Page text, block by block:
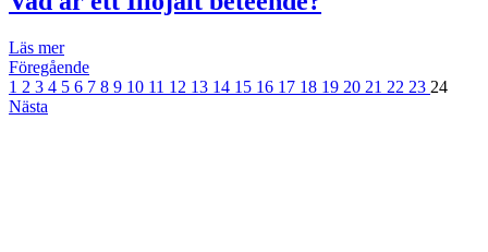
Läs mer
Föregående
1 2 3 4 5 6 7 8 9 10 11 12 13 14 15 16 17 18 19 20 21 22 23 24
Nästa